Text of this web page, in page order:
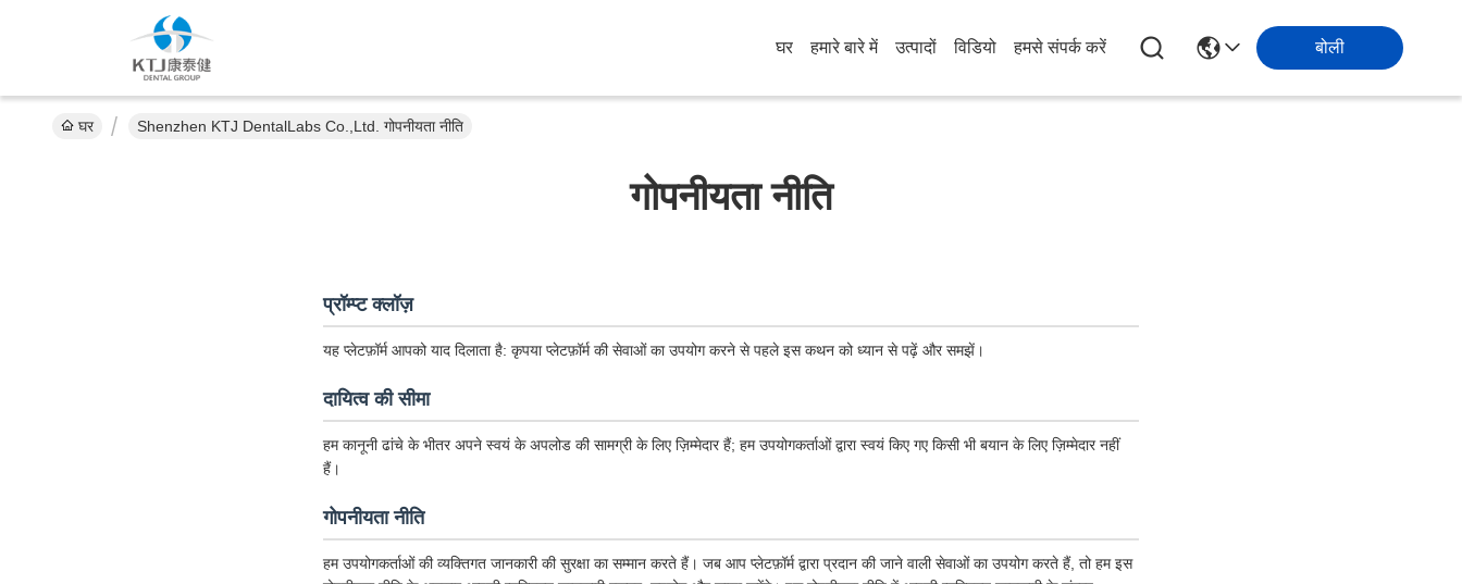
घर हमारे बारे में उत्पादों विडियो हमसे संपर्क करें बोली
घर Shenzhen KTJ DentalLabs Co.,Ltd. गोपनीयता नीति
गोपनीयता नीति
प्रॉम्प्ट क्लॉज़
यह प्लेटफ़ॉर्म आपको याद दिलाता है: कृपया प्लेटफ़ॉर्म की सेवाओं का उपयोग करने से पहले इस कथन को ध्यान से पढ़ें और समझें।
दायित्व की सीमा
हम कानूनी ढांचे के भीतर अपने स्वयं के अपलोड की सामग्री के लिए ज़िम्मेदार हैं; हम उपयोगकर्ताओं द्वारा स्वयं किए गए किसी भी बयान के लिए ज़िम्मेदार नहीं
हैं।
गोपनीयता नीति
हम उपयोगकर्ताओं की व्यक्तिगत जानकारी की सुरक्षा का सम्मान करते हैं। जब आप प्लेटफ़ॉर्म द्वारा प्रदान की जाने वाली सेवाओं का उपयोग करते हैं, तो हम इस